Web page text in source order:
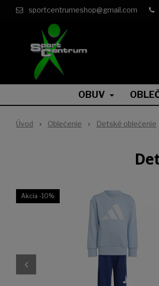
sportcentrumeshop@gmail.com
OBUV
Úvod Oblečenie Detské oblečenie
Akcia -10%